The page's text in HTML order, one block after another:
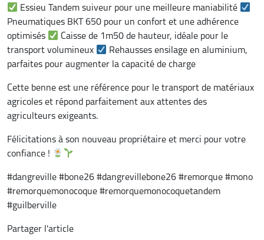
Essieu Tandem suiveur pour une meilleure maniabilité
Pneumatiques BKT 650 pour un confort et une adhérence
optimisés
Caisse de 1m50 de hauteur, idéale pour le
transport volumineux
Rehausses ensilage en aluminium,
parfaites pour augmenter la capacité de charge
Cette benne est une référence pour le transport de matériaux
agricoles et répond parfaitement aux attentes des
agriculteurs exigeants.
Félicitations à son nouveau propriétaire et merci pour votre
confiance !
#dangreville #bone26 #dangrevillebone26 #remorque #mono
#remorquemonocoque #remorquemonocoquetandem
#guilberville
Partager l'article